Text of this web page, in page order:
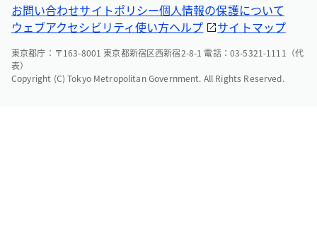
お問い合わせサイトポリシー個人情報の保護について
ウェブアクセシビリティ使い方ヘルプ サイトマップ
東京都庁：〒163-8001 東京都新宿区西新宿2-8-1 電話：03-5321-1111（代
表）
Copyright (C) Tokyo Metropolitan Government. All Rights Reserved.